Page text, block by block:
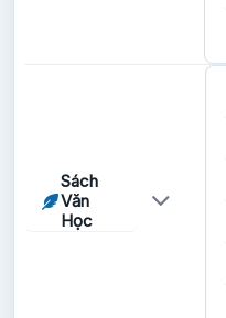
Sách
Văn
Học